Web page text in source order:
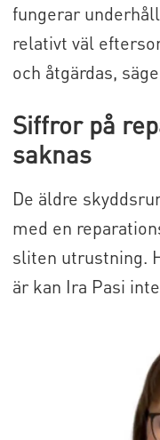
fungerar
relativt väl
och åtgärdas,
Siffror på
saknas
De äldre
med en
sliten utrustning.
är kan Ira Pasi